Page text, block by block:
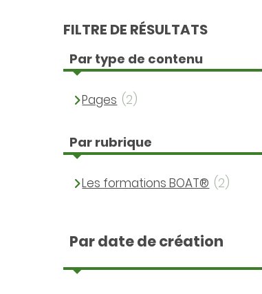
FILTRE DE RÉSULTATS
Par type de contenu
Pages (2)
Par rubrique
Les formations BOAT® (2)
Par date de création